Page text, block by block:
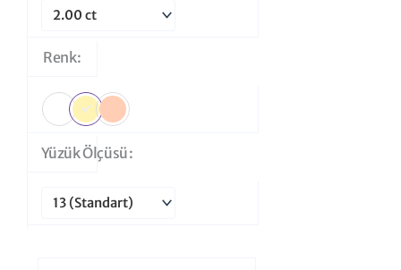
Renk
Yüzük Ölçüsü